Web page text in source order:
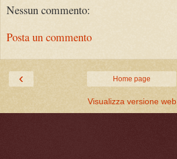
Nessun commento:
Posta un commento
‹ Home page
Visualizza versione web